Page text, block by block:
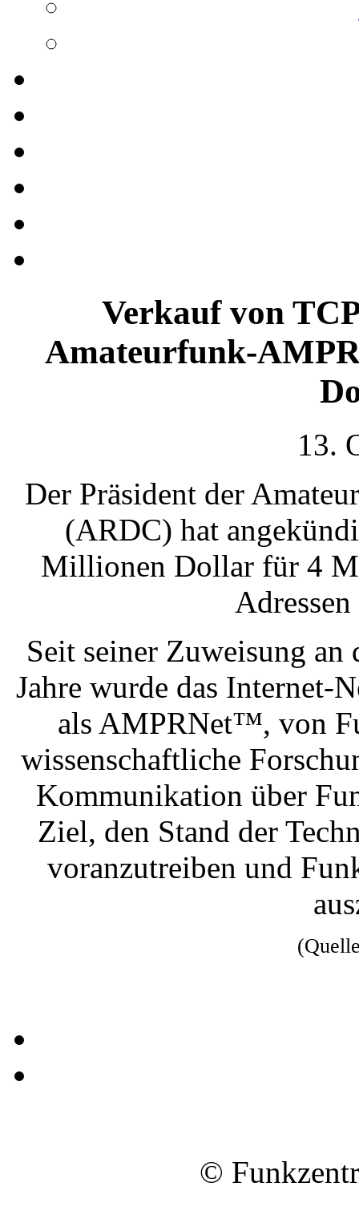
Verkauf von
Amateurfunk-
13.
Der Präsident der
(ARDC) hat
Millionen Dollar für 4
Seit seiner Zuweisung
Jahre wurde das Internet-
als AMPRNet™, von
wissenschaftliche
Kommunikation über
Ziel, den Stand der
voranzutreiben und
©